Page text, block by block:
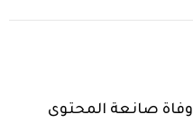
وفاة صانعة المحتوى